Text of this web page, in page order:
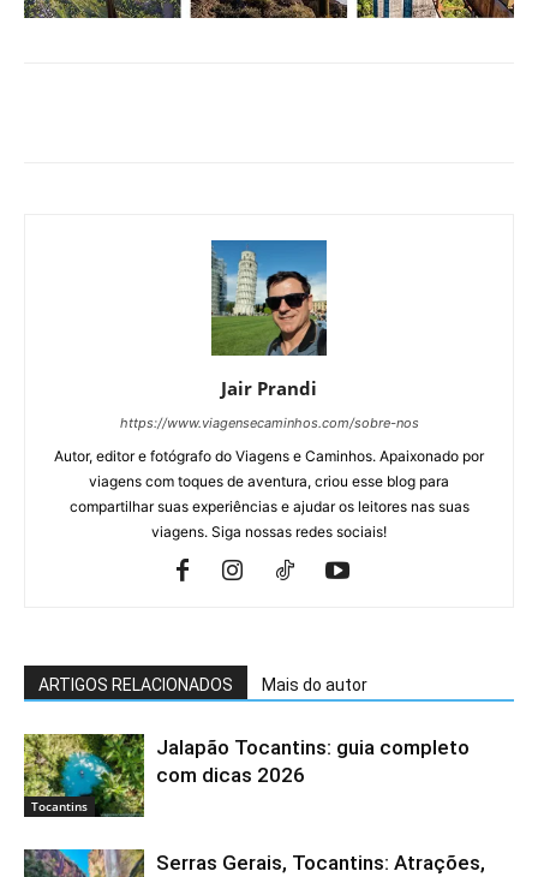
Jair Prandi
https://www.viagensecaminhos.com/sobre-nos
Autor, editor e fotógrafo do Viagens e Caminhos. Apaixonado por
viagens com toques de aventura, criou esse blog para
compartilhar suas experiências e ajudar os leitores nas suas
viagens. Siga nossas redes sociais!
ARTIGOS RELACIONADOS Mais do autor
Tocantins
Jalapão Tocantins: guia completo
com dicas 2026
Serras Gerais, Tocantins: Atrações,